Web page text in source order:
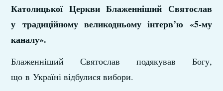
Католицької Церкви Блаженніший Святослав
у традиційному великодньому інтерв’ю «5-му
каналу».
Блаженніший Святослав подякував Богу,
що в Україні відбулися вибори.